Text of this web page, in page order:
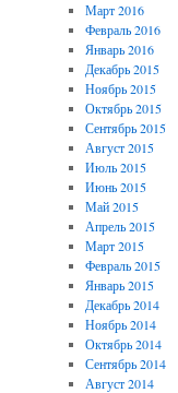
Март 2016
Февраль 2016
Январь 2016
Декабрь 2015
Ноябрь 2015
Октябрь 2015
Сентябрь 2015
Август 2015
Июль 2015
Июнь 2015
Май 2015
Апрель 2015
Март 2015
Февраль 2015
Январь 2015
Декабрь 2014
Ноябрь 2014
Октябрь 2014
Сентябрь 2014
Август 2014